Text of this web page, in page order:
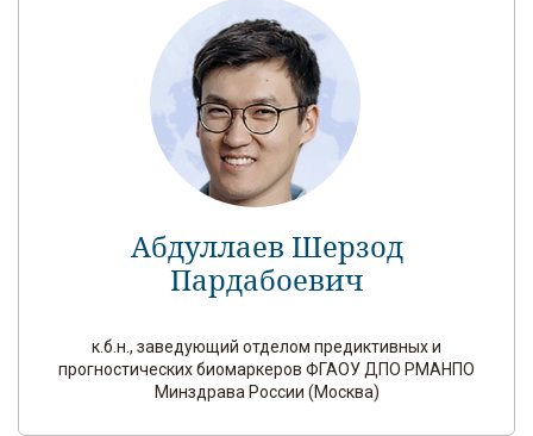
Абдуллаев Шерзод
Пардабоевич
к.б.н., заведующий отделом предиктивных и
прогностических биомаркеров ФГАОУ ДПО РМАНПО
Минздрава России (Москва)